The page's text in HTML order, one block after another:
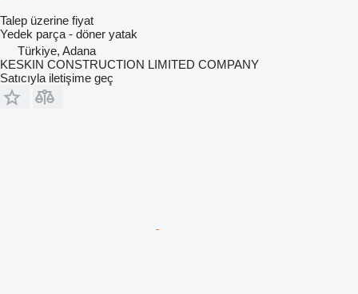
Talep üzerine fiyat
Yedek parça - döner yatak
Türkiye, Adana
KESKIN CONSTRUCTION LIMITED COMPANY
Satıcıyla iletişime geç